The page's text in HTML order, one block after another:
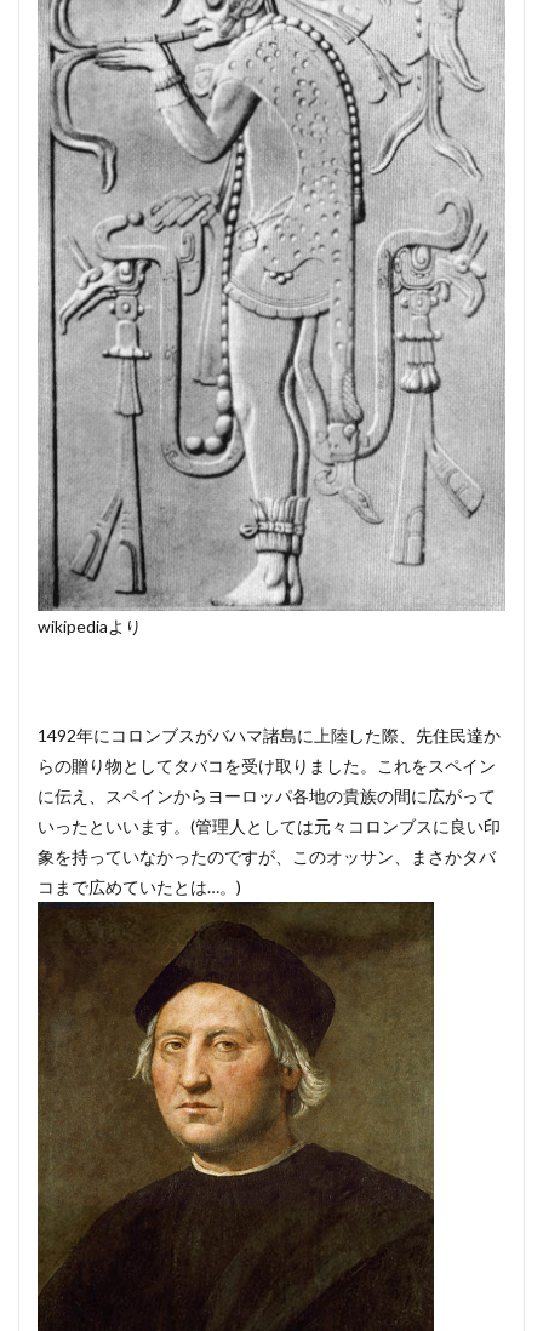
wikipediaより
1492年にコロンブスがバハマ諸島に上陸した際、先住民達か
らの贈り物としてタバコを受け取りました。これをスペイン
に伝え、スペインからヨーロッパ各地の貴族の間に広がって
いったといいます。(管理人としては元々コロンブスに良い印
象を持っていなかったのですが、このオッサン、まさかタバ
コまで広めていたとは…。)